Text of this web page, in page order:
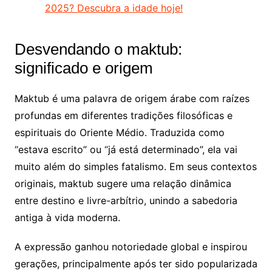
2025? Descubra a idade hoje!
Desvendando o maktub:
significado e origem
Maktub é uma palavra de origem árabe com raízes
profundas em diferentes tradições filosóficas e
espirituais do Oriente Médio. Traduzida como
“estava escrito” ou “já está determinado”, ela vai
muito além do simples fatalismo. Em seus contextos
originais, maktub sugere uma relação dinâmica
entre destino e livre-arbítrio, unindo a sabedoria
antiga à vida moderna.
A expressão ganhou notoriedade global e inspirou
gerações, principalmente após ter sido popularizada